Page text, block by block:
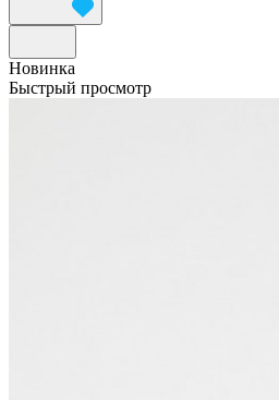
Новинка
Быстрый просмотр